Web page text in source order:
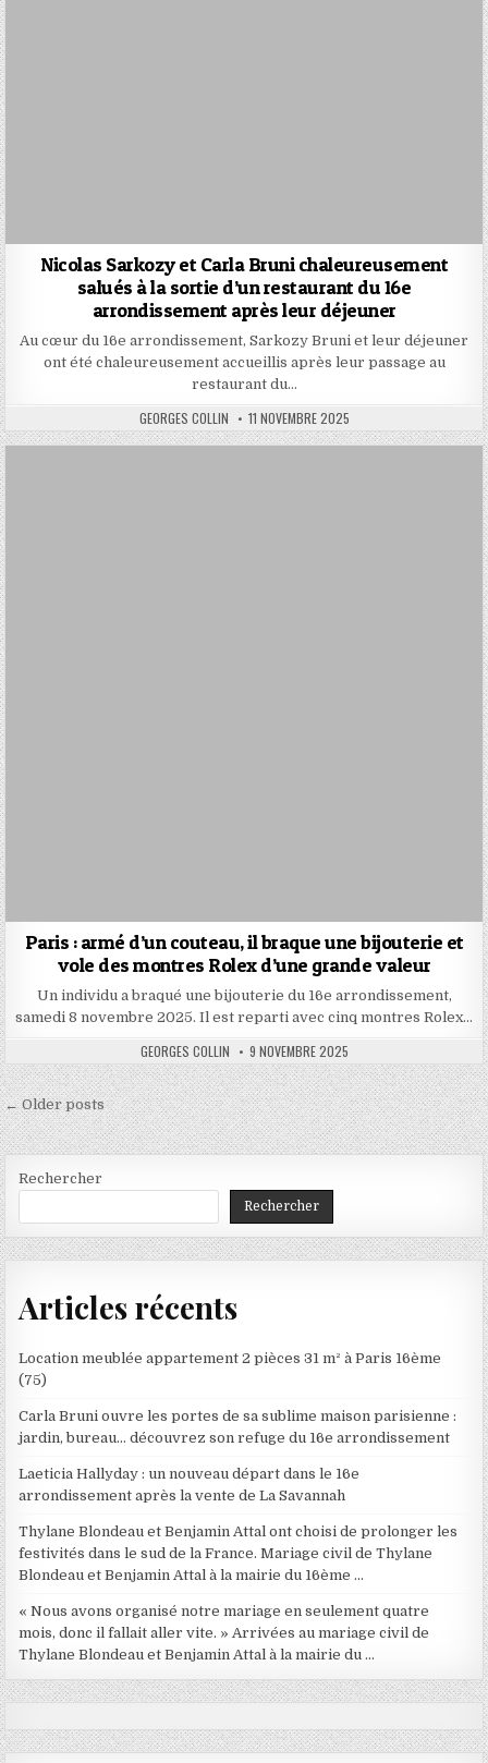
Nicolas Sarkozy et Carla Bruni chaleureusement
salués à la sortie d’un restaurant du 16e
arrondissement après leur déjeuner
Au cœur du 16e arrondissement, Sarkozy Bruni et leur déjeuner
ont été chaleureusement accueillis après leur passage au
restaurant du…
AUTHOR:
GEORGES COLLIN PUBLISHED
DATE:
11 NOVEMBRE 2025
Paris : armé d’un couteau, il braque une bijouterie et
vole des montres Rolex d’une grande valeur
Un individu a braqué une bijouterie du 16e arrondissement,
samedi 8 novembre 2025. Il est reparti avec cinq montres Rolex…
AUTHOR:
GEORGES COLLIN PUBLISHED
DATE:
9 NOVEMBRE 2025
Navigation
des
articles
← Older posts
Rechercher
Rechercher
Articles récents
Location meublée appartement 2 pièces 31 m² à Paris 16ème
(75)
Carla Bruni ouvre les portes de sa sublime maison parisienne :
jardin, bureau… découvrez son refuge du 16e arrondissement
Laeticia Hallyday : un nouveau départ dans le 16e
arrondissement après la vente de La Savannah
Thylane Blondeau et Benjamin Attal ont choisi de prolonger les
festivités dans le sud de la France. Mariage civil de Thylane
Blondeau et Benjamin Attal à la mairie du 16ème …
« Nous avons organisé notre mariage en seulement quatre
mois, donc il fallait aller vite. » Arrivées au mariage civil de
Thylane Blondeau et Benjamin Attal à la mairie du …